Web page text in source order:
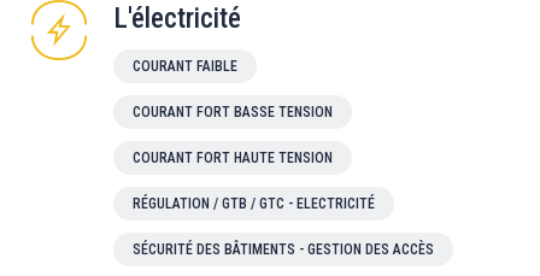
L'électricité
COURANT FAIBLE
COURANT FORT BASSE TENSION
COURANT FORT HAUTE TENSION
RÉGULATION / GTB / GTC - ELECTRICITÉ
SÉCURITÉ DES BÂTIMENTS - GESTION DES ACCÈS